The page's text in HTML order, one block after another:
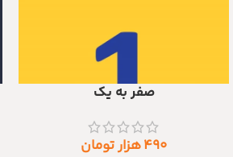
افزودن به سبد خریدصفر به یک
۴۹۰هزار تومان